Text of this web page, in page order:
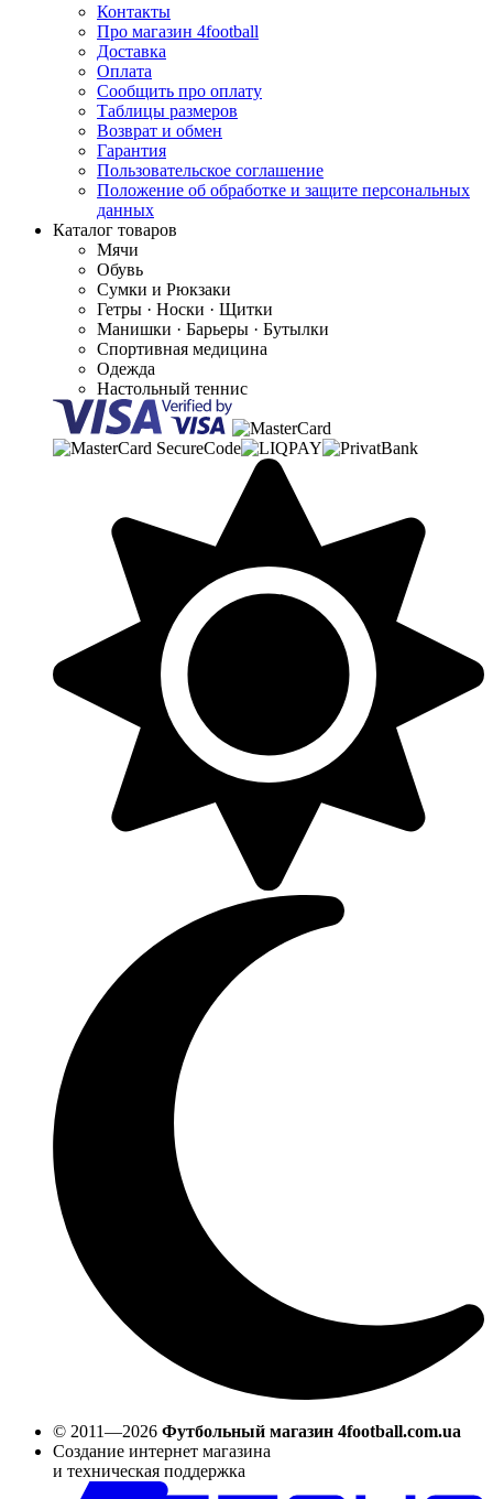
Контакты
Про магазин 4football
Доставка
Оплата
Сообщить про оплату
Таблицы размеров
Возврат и обмен
Гарантия
Пользовательское соглашение
Положение об обработке и защите персональных
данных
Каталог товаров
Мячи
Обувь
Сумки и Рюкзаки
Гетры · Носки · Щитки
Манишки · Барьеры · Бутылки
Спортивная медицина
Одежда
Настольный теннис
© 2011—2026 Футбольный магазин 4football.com.ua
Создание интернет магазина
и техническая поддержка